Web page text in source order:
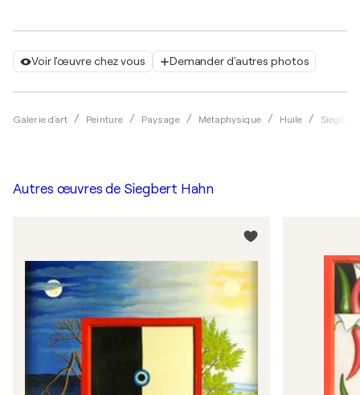
Voir l'œuvre chez vous Demander d'autres photos
Galerie d'art Peinture Paysage Métaphysique Huile
Autres œuvres de Siegbert Hahn